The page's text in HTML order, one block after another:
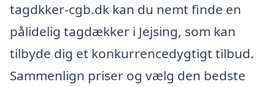
tagdkker-cgb.dk kan du nemt finde en
pålidelig tagdækker i Jejsing, som kan
tilbyde dig et konkurrencedygtigt tilbud.
Sammenlign priser og vælg den bedste